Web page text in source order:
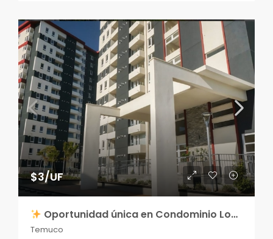
$3/UF
Oportunidad única en Condominio Los Poetas
Temuco